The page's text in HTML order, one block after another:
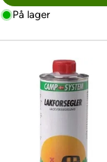
På lager